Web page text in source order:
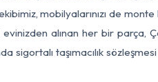
mobilyalarınızı de
alınan her bir parça,
sigortalı taşımacılık